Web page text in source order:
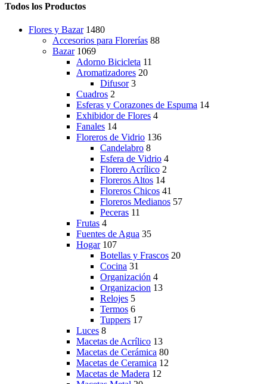
Todos los Productos
Flores y Bazar 1480
Accesorios para Florerías 88
Bazar 1069
Adorno Bicicleta 11
Aromatizadores 20
Difusor 3
Cuadros 2
Esferas y Corazones de Espuma 14
Exhibidor de Flores 4
Fanales 14
Floreros de Vidrio 136
Candelabro 8
Esfera de Vidrio 4
Florero Acrílico 2
Floreros Altos 14
Floreros Chicos 41
Floreros Medianos 57
Peceras 11
Frutas 4
Fuentes de Agua 35
Hogar 107
Botellas y Frascos 20
Cocina 31
Organización 4
Organizacion 13
Relojes 5
Termos 6
Tuppers 17
Luces 8
Macetas de Acrílico 13
Macetas de Cerámica 80
Macetas de Ceramica 12
Macetas de Madera 12